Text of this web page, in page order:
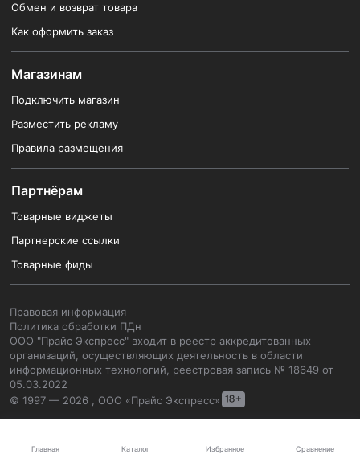
Главная Каталог Избранное Сравнение
Обмен и возврат товара
Как оформить заказ
Магазинам
Подключить магазин
Разместить рекламу
Правила размещения
Партнёрам
Товарные виджеты
Партнерские ссылки
Товарные фиды
Правовая информация
Политика обработки ПДн
ООО "Прайс Экспресс" входит в реестр аккредитованных
организаций, осуществляющих деятельность в области
информационных технологий, реестровая запись № 18649 от
05.03.2022
© 1997 — 2026 , ООО «Прайс Экспресс»